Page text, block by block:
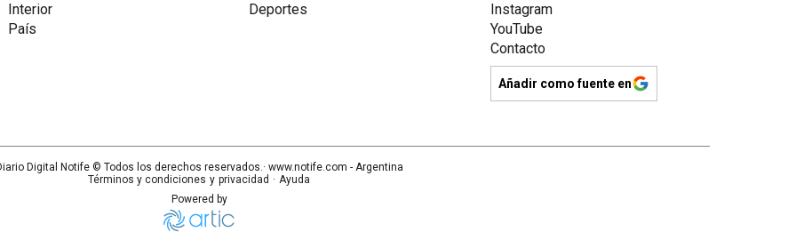
Interior
País
Deportes
Instagram
YouTube
Contacto
Añadir como fuente en
Digital Notife© Todos los derechos reservados.· www.notife.com - Argentina
Términos y condiciones y privacidad · Ayuda
Powered by